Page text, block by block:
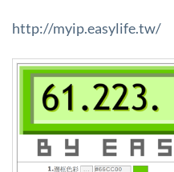
http://myip.easylife.tw/